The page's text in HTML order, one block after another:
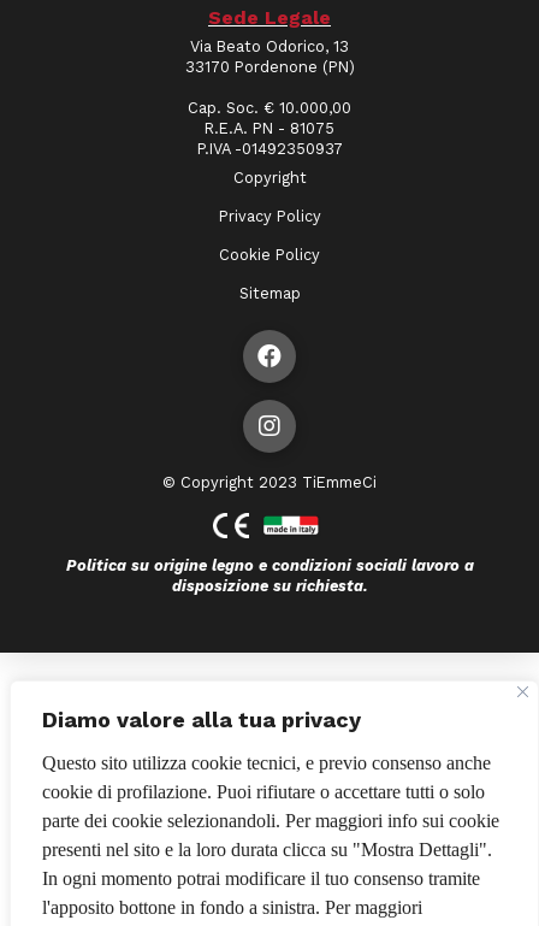
Diamo valore alla tua privacy
Questo sito utilizza cookie tecnici, e previo consenso anche
cookie di profilazione. Puoi rifiutare o accettare tutti o solo
parte dei cookie selezionandoli. Per maggiori info sui cookie
presenti nel sito e la loro durata clicca su "Mostra Dettagli".
In ogni momento potrai modificare il tuo consenso tramite
l'apposito bottone in fondo a sinistra. Per maggiori
Sede Legale
Via Beato Odorico, 13
33170 Pordenone (PN)
Cap. Soc. € 10.000,00
R.E.A. PN - 81075
P.IVA -01492350937
Copyright
Privacy Policy
Cookie Policy
Sitemap
© Copyright 2023 TiEmmeCi
Politica su origine legno e condizioni sociali lavoro a
disposizione su richiesta.